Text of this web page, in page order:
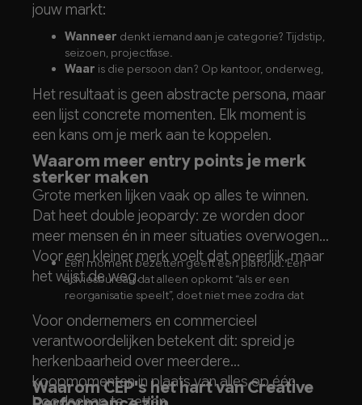
of op aanraden van een collega. Stuur je alleen op
deel van de momenten.
Te vaak van campagne wisselen.
beschikbaarheid ontstaat door herhaling.
Verandert je boodschap of stijl steeds, dan moet
de klant de koppeling elke keer opnieuw leggen.
Consistentie is geen luiheid, maar de reden dat
een merk blijft hangen.
jouw markt:
Wanneer denkt iemand aan je categorie? Tijdstip,
seizoen, projectfase.
Waar is die persoon dan? Op kantoor, onderweg,
in een vergadering.
Watdoet die persoon op dat moment? Welke
taak loopt er?
Waarom ontstaat de behoefte? Welk probleem
Waarmeegaat het gepaard? Welke tools of
activiteiten horen erbij?
Met wieis die persoon? Alleen, met een team,
met een beslisser.
Hoe voelt die persoon zich? Gestrest, twijfelend,
onder tijdsdruk.
Het resultaat is geen abstracte persona, maar
een lijst concrete momenten. Elk moment is
een kans om je merk aan te koppelen.
Waarom meer entry points je merk
sterker maken
Grote merken lijken vaak op alles te winnen.
Dat heet double jeopardy: ze worden door
meer mensen én in meer situaties overwogen.
Voor een kleiner merk voelt dat oneerlijk, maar
het wijst de weg.
Eén moment bezetten geeft een plafond. Een
adviesbureau dat alleen opkomt “als er een
reorganisatie speelt”, doet niet mee zodra dat
moment uitblijft.
Vijf of zes momenten bezetten maakt je steviger
en minder gevoelig voor schommelingen in de
markt.
Voor ondernemers en commercieel
verantwoordelijken betekent dit: spreid je
herkenbaarheid over meerdere
koopmomenten in plaats van alles op één
Waarom CEP's het hart van Creative